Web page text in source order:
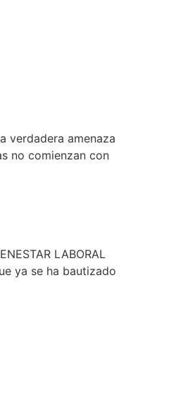
verdadera amenaza
no comienzan con
LABORAL
ya se ha bautizado